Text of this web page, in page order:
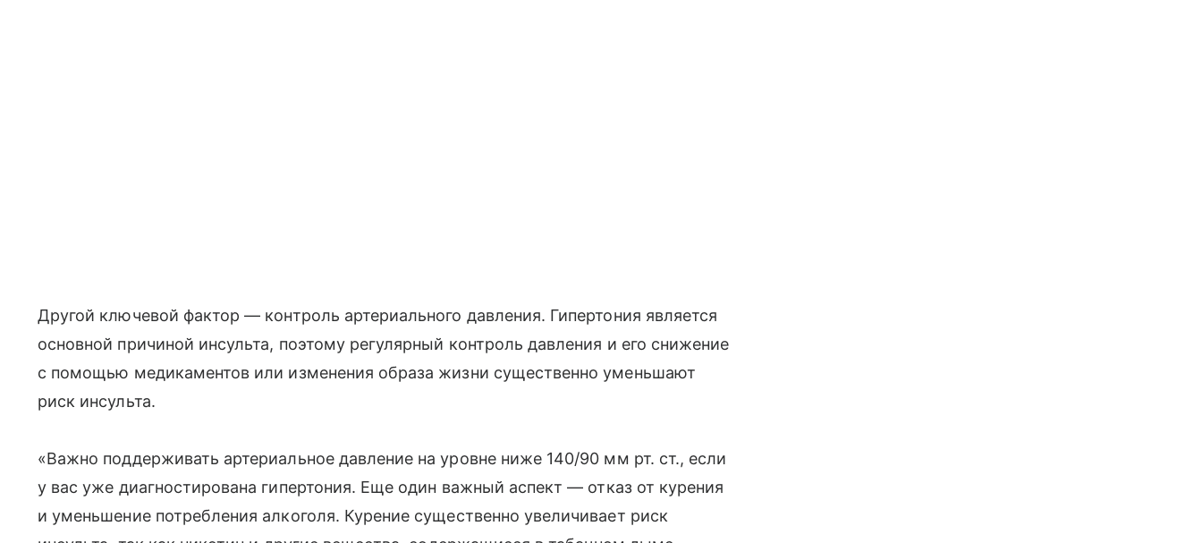
Другой ключевой фактор — контроль артериального давления. Гипертония является
основной причиной инсульта, поэтому регулярный контроль давления и его снижение
с помощью медикаментов или изменения образа жизни существенно уменьшают
риск инсульта.
«Важно поддерживать артериальное давление на уровне ниже 140/90 мм рт. ст., если
у вас уже диагностирована гипертония. Еще один важный аспект — отказ от курения
и уменьшение потребления алкоголя. Курение существенно увеличивает риск